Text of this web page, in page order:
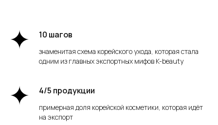
10 шагов
знаменитая схема корейского ухода, которая стала
одним из главных экспортных мифов K-beauty
4/5 продукции
примерная доля корейской косметики, которая идёт
на экспорт